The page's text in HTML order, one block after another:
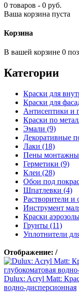
0 товаров - 0 руб.
Ваша корзина пуста
Корзина
В вашей корзине 0
Категории
Краски для
Краски для
Антисептики и
Краски по
Эмали (9)
Декоративные
Лаки (18)
Пены
Герметики (9)
Клеи (28)
Обои под
Шпатлевки (4)
Растворители и
Инструмент
Краски
Грунты (11)
Уплотнители
Отображение: /
Dulux: Acryl Matt:
водно-дисперсионная